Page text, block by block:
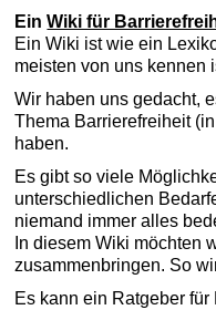
EinWiki für
Ein Wiki ist wie ein
meisten von uns kennen
Wir haben uns gedacht,
Thema Barrierefreiheit
haben.
Es gibt so viele
unterschiedlichen
niemand immer alles
In diesem Wiki möchten
zusammenbringen. So
Es kann ein Ratgeber